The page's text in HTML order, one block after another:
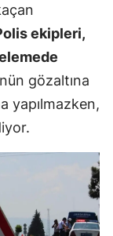
ekipleri,
gözaltına
yapılmazken,